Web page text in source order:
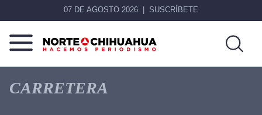
07 DE AGOSTO 2026 SUSCRÍBETE
Norte
De
Chihuahua
Más
que
noticias,
CARRETERA